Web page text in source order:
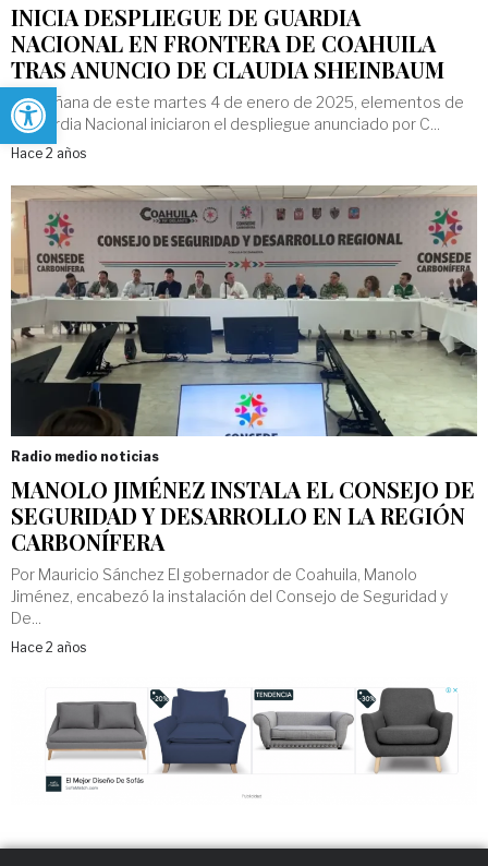
Abrir barra de herramientas
INICIA DESPLIEGUE DE GUARDIA
NACIONAL EN FRONTERA DE COAHUILA
TRAS ANUNCIO DE CLAUDIA SHEINBAUM
La mañana de este martes 4 de enero de 2025, elementos de
la Guardia Nacional iniciaron el despliegue anunciado por C...
Hace 2 años
Radio medio noticias
MANOLO JIMÉNEZ INSTALA EL CONSEJO DE
SEGURIDAD Y DESARROLLO EN LA REGIÓN
CARBONÍFERA
Por Mauricio Sánchez El gobernador de Coahuila, Manolo
Jiménez, encabezó la instalación del Consejo de Seguridad y
De...
Hace 2 años